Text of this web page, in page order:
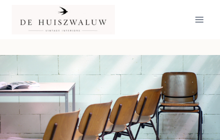
inhoud